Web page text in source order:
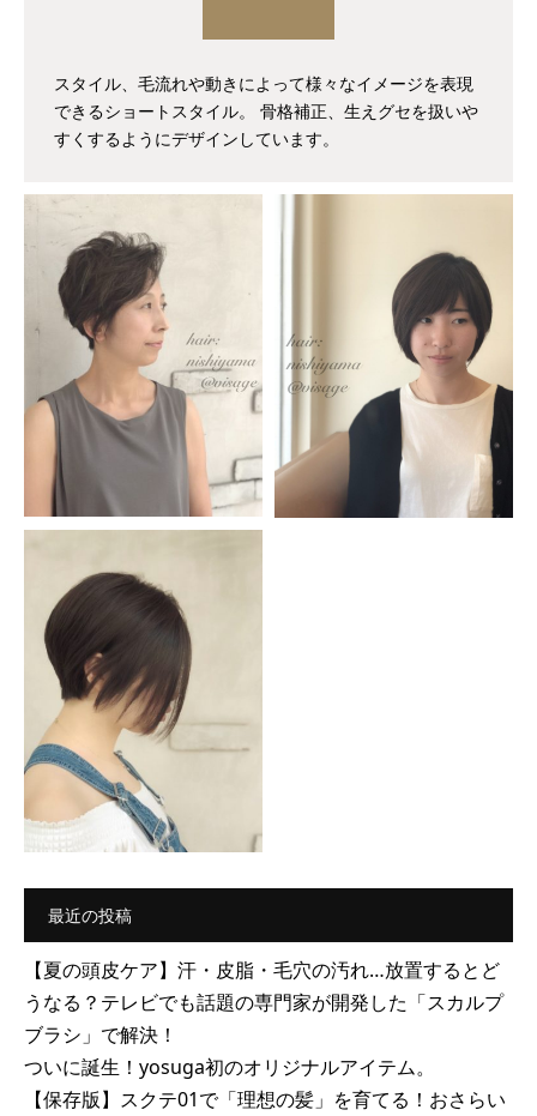
スタイル、毛流れや動きによって様々なイメージを表現
できるショートスタイル。 骨格補正、生えグセを扱いや
すくするようにデザインしています。
最近の投稿
【夏の頭皮ケア】汗・皮脂・毛穴の汚れ…放置するとど
うなる？テレビでも話題の専門家が開発した「スカルプ
ブラシ」で解決！
ついに誕生！yosuga初のオリジナルアイテム。
【保存版】スクテ01で「理想の髪」を育てる！おさらい